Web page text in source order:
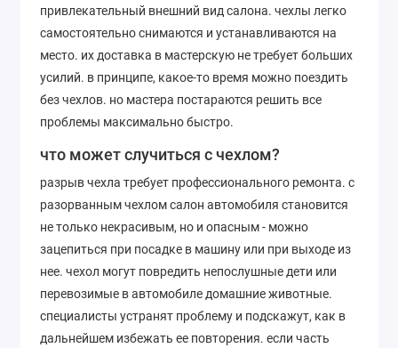
привлекательный внешний вид салона. чехлы легко
самостоятельно снимаются и устанавливаются на
место. их доставка в мастерскую не требует больших
усилий. в принципе, какое-то время можно поездить
без чехлов. но мастера постараются решить все
проблемы максимально быстро.
что может случиться с чехлом?
разрыв чехла требует профессионального ремонта. с
разорванным чехлом салон автомобиля становится
не только некрасивым, но и опасным - можно
зацепиться при посадке в машину или при выходе из
нее. чехол могут повредить непослушные дети или
перевозимые в автомобиле домашние животные.
специалисты устранят проблему и подскажут, как в
дальнейшем избежать ее повторения. если часть